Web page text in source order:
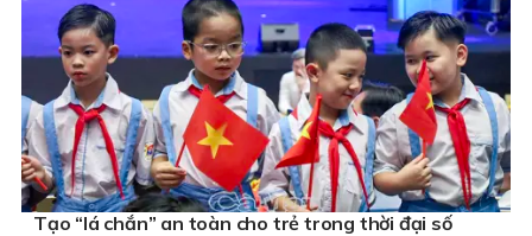
Tạo “lá chắn” an toàn cho trẻ trong thời đại số